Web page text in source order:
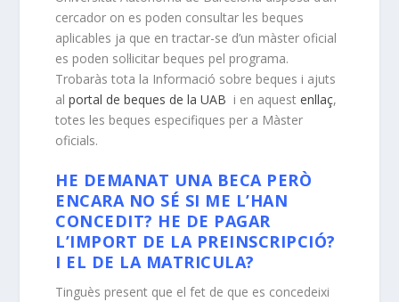
cercador on es poden consultar les beques
aplicables ja que en tractar-se d’un màster oficial
es poden sol·licitar beques pel programa.
Trobaràs tota la Informació sobre beques i ajuts
alportal de beques de la UAB i en aquestenllaç,
totes les beques especifiques per a Màster
oficials.
HE DEMANAT UNA BECA PERÒ
ENCARA NO SÉ SI ME L’HAN
CONCEDIT? HE DE PAGAR
L’IMPORT DE LA PREINSCRIPCIÓ?
I EL DE LA MATRICULA?
Tinguès present que el fet de que es concedeixi